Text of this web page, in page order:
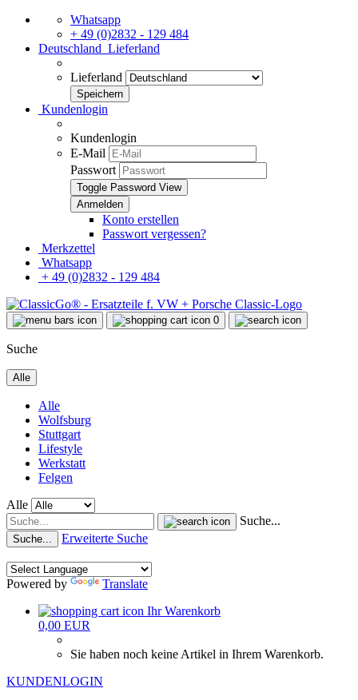
Whatsapp
+ 49 (0)2832 - 129 484
Deutschland Lieferland
Lieferland
Kundenlogin
Kundenlogin
E-Mail
Passwort
Toggle Password View
Konto erstellen
Passwort vergessen?
Merkzettel
Whatsapp
+ 49 (0)2832 - 129 484
0
Suche
Alle
Alle
Wolfsburg
Stuttgart
Lifestyle
Werkstatt
Felgen
Alle
Suche...
Suche... Erweiterte Suche
Powered by
Translate
Ihr Warenkorb
0,00 EUR
Sie haben noch keine Artikel in Ihrem Warenkorb.
KUNDENLOGIN